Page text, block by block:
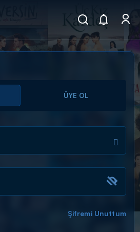
ÜYE OL
Şifremi Unuttum